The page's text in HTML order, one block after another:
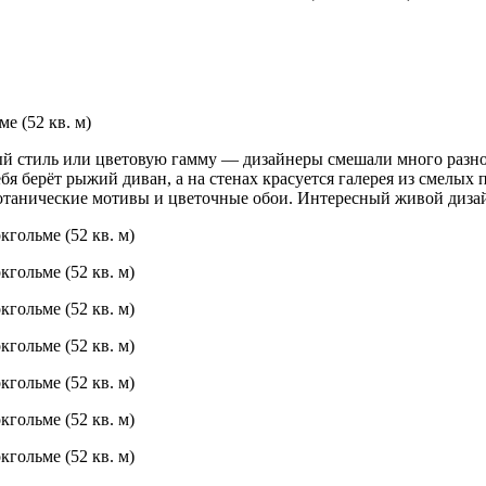
стиль или цветовую гамму — дизайнеры смешали много
берёт рыжий диван, а на стенах красуется галерея из
мотивы и цветочные обои. Интересный живой